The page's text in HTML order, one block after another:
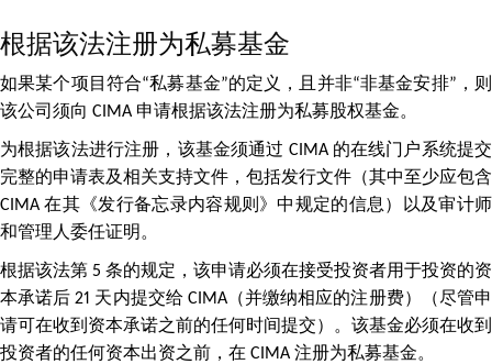
根据该法注册为私募基金
如果某个项目符合“私募基金”的定义，且并非“非基金安排”，则
该公司须向 CIMA 申请根据该法注册为私募股权基金。
为根据该法进行注册，该基金须通过 CIMA 的在线门户系统提交
完整的申请表及相关支持文件，包括发行文件（其中至少应包含
CIMA 在其《发行备忘录内容规则》中规定的信息）以及审计师
和管理人委任证明。
根据该法第 5 条的规定，该申请必须在接受投资者用于投资的资
本承诺后 21 天内提交给 CIMA（并缴纳相应的注册费）（尽管申
请可在收到资本承诺之前的任何时间提交）。该基金必须在收到
投资者的任何资本出资之前，在 CIMA 注册为私募基金。